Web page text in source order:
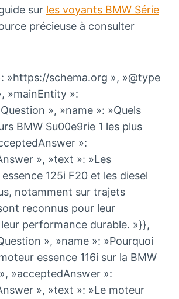
sur les voyants BMW Série
précieuse à consulter
»https://schema.org », »@type
»mainEntity »:
», »name »: »Quels
BMW Su00e9rie 1 les plus
»:
», »text »: »Les
125i F20 et les diesel
notamment sur trajets
reconnus pour leur
performance durable. »}},
», »name »: »Pourquoi
essence 116i sur la BMW
»acceptedAnswer »:
», »text »: »Le moteur